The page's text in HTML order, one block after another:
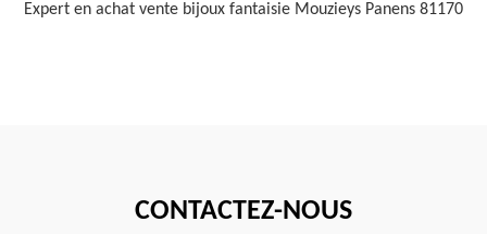
Expert en achat vente bijoux fantaisie Mouzieys Panens 81170
CONTACTEZ-NOUS